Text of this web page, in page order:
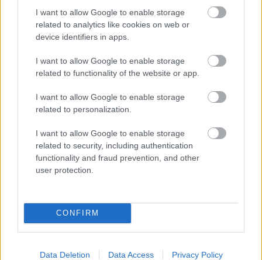
I want to allow Google to enable storage
related to analytics like cookies on web or
device identifiers in apps.
I want to allow Google to enable storage
related to functionality of the website or app.
I want to allow Google to enable storage
related to personalization.
I want to allow Google to enable storage
related to security, including authentication
functionality and fraud prevention, and other
user protection.
CONFIRM
Data Deletion Data Access Privacy Policy
Új gyalogosátkelők és jelzőlámpás
csomópont épül Angyalföldön
Másfélszeresére bővítik
iskoláját
Látványos építési szakasz indult be a
Flórián téri felüljárón